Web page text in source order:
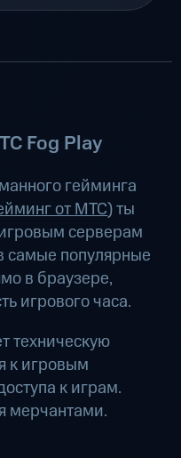
Fog Play
гейминга
от МТС) ты
серверам
самые популярные
в браузере,
игрового часа.
техническую
к игровым
к играм.
мерчантами.